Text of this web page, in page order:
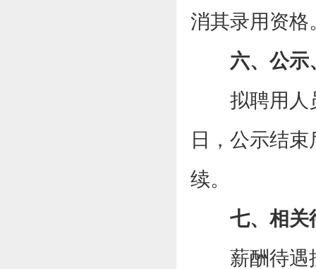
消其录用资格
六、公示
拟聘用人
日，公示结
续。
七、相关
薪酬待遇